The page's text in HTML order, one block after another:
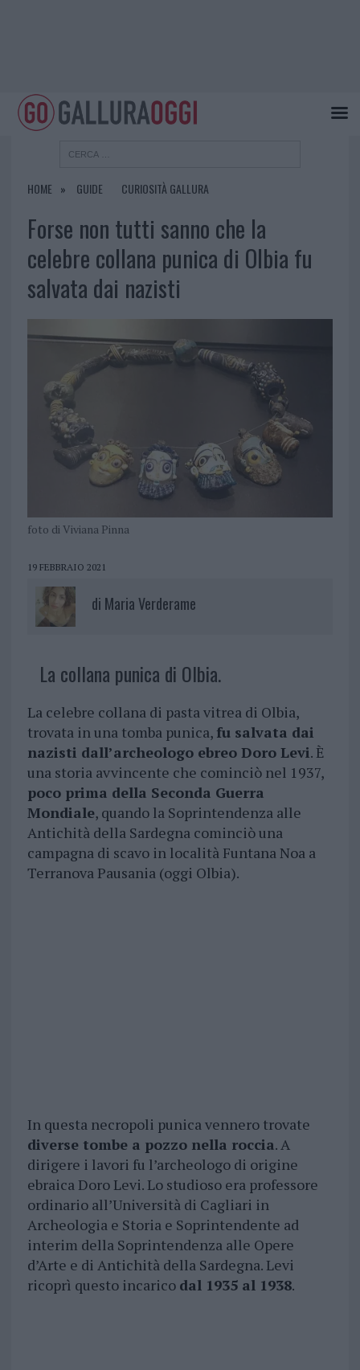
HOME GUIDE CURIOSITÀ GALLURA
Forse non tutti sanno che la
celebre collana punica di Olbia fu
salvata dai nazisti
foto di Viviana Pinna
19 FEBBRAIO 2021
di Maria Verderame
La collana punica di Olbia.
La celebre collana di pasta vitrea di Olbia,
trovata in una tomba punica, fu salvata dai
nazisti dall’archeologo ebreo Doro Levi. È
una storia avvincente che cominciò nel 1937,
poco prima della Seconda Guerra
Mondiale, quando la Soprintendenza alle
Antichità della Sardegna cominciò una
campagna di scavo in località Funtana Noa a
Terranova Pausania (oggi Olbia).
In questa necropoli punica vennero trovate
diverse tombe a pozzo nella roccia. A
dirigere i lavori fu l’archeologo di origine
ebraica Doro Levi. Lo studioso era professore
ordinario all’Università di Cagliari in
Archeologia e Storia e Soprintendente ad
interim della Soprintendenza alle Opere
d’Arte e di Antichità della Sardegna. Levi
ricoprì questo incarico dal 1935 al 1938.